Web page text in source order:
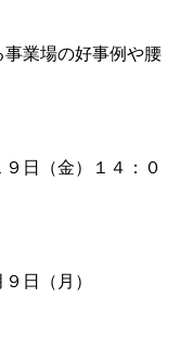
業場の好事例や腰
日（金）１４：０
日（月）